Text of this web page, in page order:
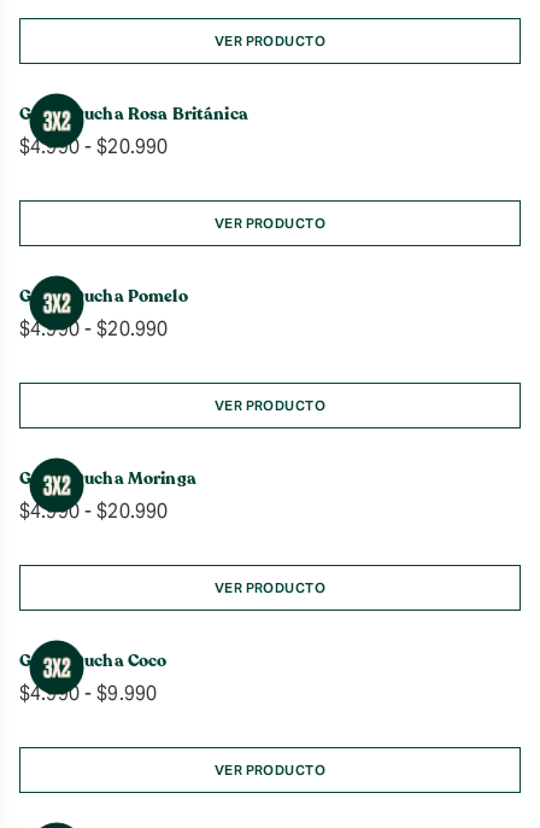
precios:
desde
$4.990
$20.990
VER PRODUCTO
Gel de Ducha Rosa Británica
$4.990- $20.990Rango
precios:
desde
$4.990
$20.990
VER PRODUCTO
Gel de Ducha Pomelo
$4.990- $20.990Rango
precios:
desde
$4.990
$20.990
VER PRODUCTO
Gel de Ducha Moringa
$4.990- $20.990Rango
precios:
desde
$4.990
VER PRODUCTO
Gel de Ducha Coco
$4.990- $9.990Rango
precios:
$4.990
VER PRODUCTO